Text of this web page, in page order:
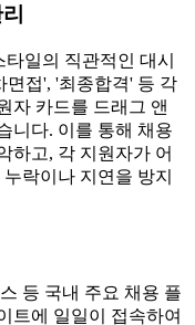
일의 직관적인 대시
면접', '최종합격' 등 각
자 카드를 드래그 앤
니다. 이를 통해 채용
하고, 각 지원자가 어
락이나 지연을 방지
등 국내 주요 채용 플
트에 일일이 접속하여